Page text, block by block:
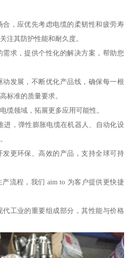
，应优先考虑电缆的柔韧性和疲劳寿
注其防护性能和耐久度。
求，提供个性化的解决方案，帮助您
发展，不断优化产品线，确保每一根
标准的质量要求。
缆领域，拓展更多应用可能性。
进，弹性膨胀电缆在机器人、自动化设
更环保、高效的产品，支持全球可持
流程，我们 aim to 为客户提供更快捷
工业的重要组成部分，其性能与价格